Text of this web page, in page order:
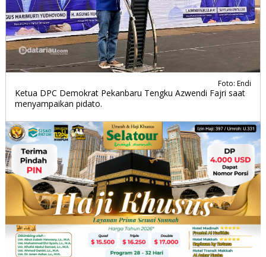
Foto: Endi
Ketua DPC Demokrat Pekanbaru Tengku Azwendi Fajri saat
menyampaikan pidato.